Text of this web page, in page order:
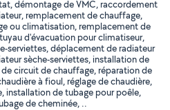
démontage de VMC, raccordement
remplacement de chauffage,
ou climatisation, remplacement de
d'évacuation pour climatiseur,
serviettes, déplacement de radiateur
sèche-serviettes, installation de
circuit de chauffage, réparation de
à fioul, réglage de chaudière,
installation de tubage pour poêle,
de cheminée, ..